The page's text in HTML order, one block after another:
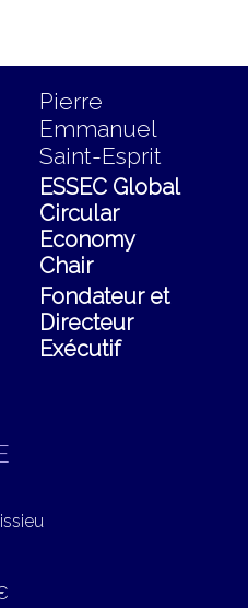
Pierre
Emmanuel
Saint-Esprit
ESSEC Global
Circular
Economy
Chair
Fondateur et
Directeur
Exécutif